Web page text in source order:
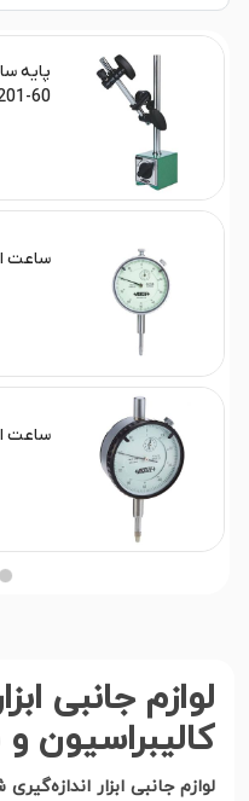
پایه
60-6201
ساعت
ساعت
لوازم جانبی
کالیبراسیون
لوازم جانبی ابزار